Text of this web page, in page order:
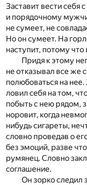
Заставит вести себя
и порядочному
не сумеет, не
Но он сумеет. На
наступит, потому что
Придя к этому
не отказывал все же
полюбоваться на
ловил себя на том,
побыть с нею рядом,
норовит, когда
нибудь сигареты,
словно проведав о
без эмоций, разве
румянец. Словно
соглашение.
Он зорко следил